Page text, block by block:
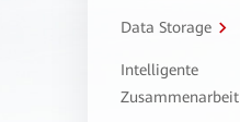
Data Storage
Intelligente
Zusammenarbeit